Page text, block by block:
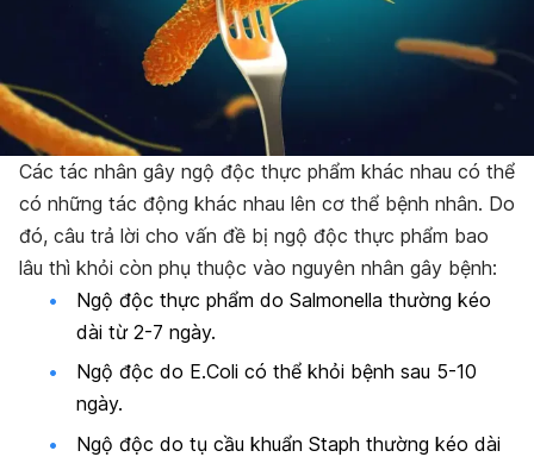
Các tác nhân gây ngộ độc thực phẩm khác nhau có thể
có những tác động khác nhau lên cơ thể bệnh nhân. Do
đó, câu trả lời cho vấn đề bị ngộ độc thực phẩm bao
lâu thì khỏi còn phụ thuộc vào nguyên nhân gây bệnh:
Ngộ độc thực phẩm do Salmonella thường kéo
dài từ 2-7 ngày.
Ngộ độc do E.Coli có thể khỏi bệnh sau 5-10
ngày.
Ngộ độc do tụ cầu khuẩn Staph thường kéo dài